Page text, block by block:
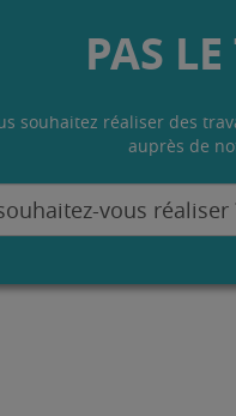
PAS
souhaitez réaliser des
auprès de